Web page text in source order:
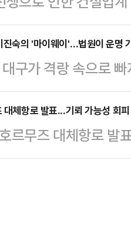
가 최대한 다양한 후
다.…
과 접촉하며 내부 소
아파트 현장을 찾았
는 등 민생 행보에 무
고위 …
.김민석 국무총리는
간담회를 개최해 건
의했다.중동에서 전
종 플라스틱 제품과
대한 수급 불안이 확
공사비가 증가하고
다”며 “정부가 건…
진숙의 '마이웨이'…법원이 운명
구가 격랑 속으로
공천관리위원회의 '
남긴 채 법정 투쟁
를 강행하면서 보수
배제된 주호영 의원
대체항로 발표...기뢰 가능성 회
르무즈 대체항로 발